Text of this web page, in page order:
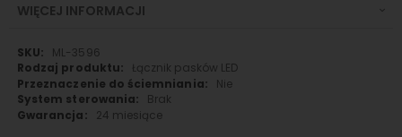
WIĘCEJ INFORMACJI
Więcej
informacji
ML-3596
Łącznik pasków LED
Nie
Brak
24 miesiące